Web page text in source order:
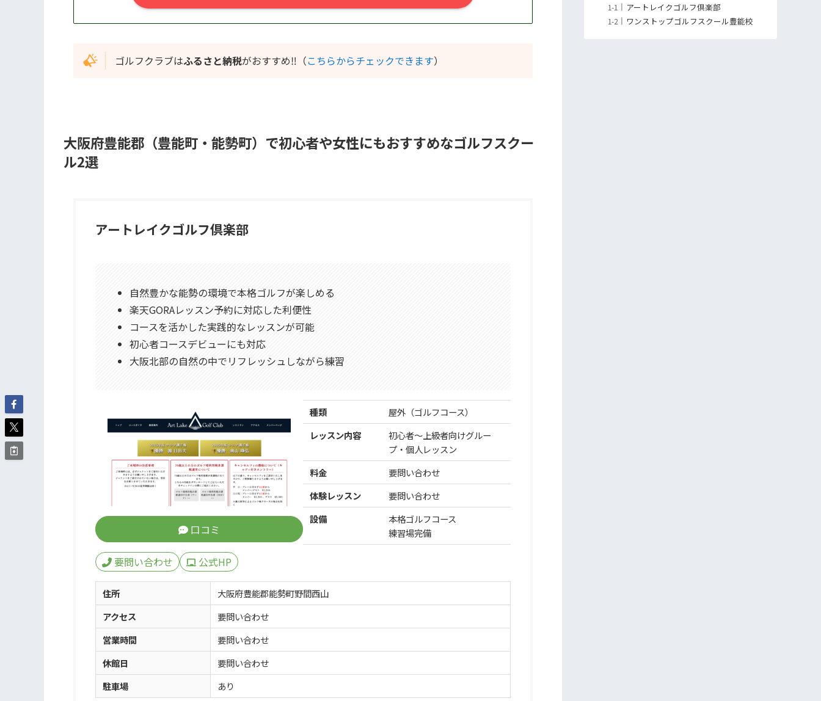
ゴルフクラブはふるさと納税がおすすめ‼️（こちらからチェックできます）
大阪府豊能郡（豊能町・能勢町） で初心者や女性にもおすすめなゴルフスクー
ル2選
アートレイクゴルフ倶楽部
自然豊かな能勢の環境で本格ゴルフが楽しめる
楽天GORAレッスン予約に対応した利便性
コースを活かした実践的なレッスンが可能
初心者コースデビューにも対応
大阪北部の自然の中でリフレッシュしながら練習
口コミ
要問い合わせ 公式HP
種類
屋外（ゴルフコース）
レッスン内容
初心者〜上級者向けグルー
プ・個人レッスン
料金
要問い合わせ
体験レッスン
要問い合わせ
設備
本格ゴルフコース
練習場完備
住所
大阪府豊能郡能勢町野間西山
アクセス
要問い合わせ
営業時間
要問い合わせ
休館日
要問い合わせ
駐車場
あり
アートレイクゴルフ倶楽部
ワンストップゴルフスクール豊能校